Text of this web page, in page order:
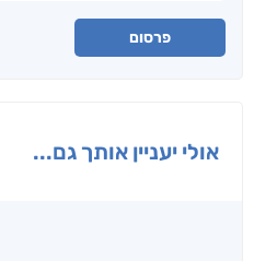
פרסום
אולי יעניין אותך גם...